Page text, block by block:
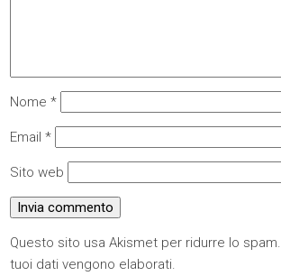
Nome*
Email*
Sito web
Questo sito usa Akismet per ridurre lo spam.
tuoi dati vengono elaborati.